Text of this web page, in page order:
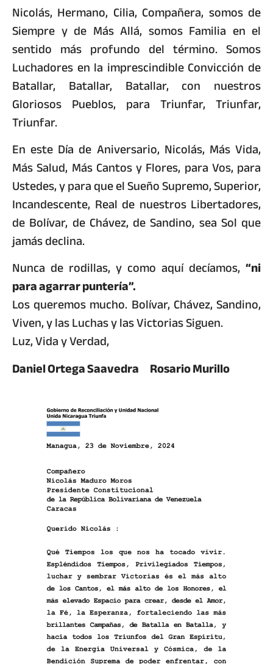
Nicolás, Hermano, Cilia, Compañera, somos de
Siempre y de Más Allá, somos Familia en el
sentido más profundo del término. Somos
Luchadores en la imprescindible Convicción de
Batallar, Batallar, Batallar, con nuestros
Gloriosos Pueblos, para Triunfar, Triunfar,
Triunfar.
En este Día de Aniversario, Nicolás, Más Vida,
Más Salud, Más Cantos y Flores, para Vos, para
Ustedes, y para que el Sueño Supremo, Superior,
Incandescente, Real de nuestros Libertadores,
de Bolívar, de Chávez, de Sandino, sea Sol que
jamás declina.
Nunca de rodillas, y como aquí decíamos, “ni
para agarrar puntería”.
Los queremos mucho. Bolívar, Chávez, Sandino,
Viven, y las Luchas y las Victorias Siguen.
Luz, Vida y Verdad,
Daniel Ortega Saavedra Rosario Murillo